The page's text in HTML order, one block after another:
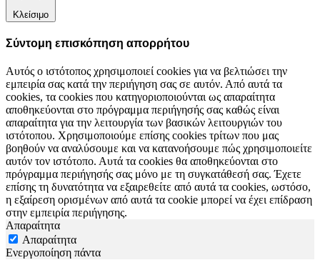
Κλείσιμο
Σύντομη επισκόπηση απορρήτου
Αυτός ο ιστότοπος χρησιμοποιεί cookies για να βελτιώσει την
εμπειρία σας κατά την περιήγηση σας σε αυτόν. Από αυτά τα
cookies, τα cookies που κατηγοριοποιούνται ως απαραίτητα
αποθηκεύονται στο πρόγραμμα περιήγησής σας καθώς είναι
απαραίτητα για την λειτουργία των βασικών λειτουργιών του
ιστότοπου. Χρησιμοποιούμε επίσης cookies τρίτων που μας
βοηθούν να αναλύσουμε και να κατανοήσουμε πώς χρησιμοποιείτε
αυτόν τον ιστότοπο. Αυτά τα cookies θα αποθηκεύονται στο
πρόγραμμα περιήγησής σας μόνο με τη συγκατάθεσή σας. Έχετε
επίσης τη δυνατότητα να εξαιρεθείτε από αυτά τα cookies, ωστόσο,
η εξαίρεση ορισμένων από αυτά τα cookie μπορεί να έχει επίδραση
στην εμπειρία περιήγησης.
Απαραίτητα
Απαραίτητα
Ενεργοποίηση πάντα